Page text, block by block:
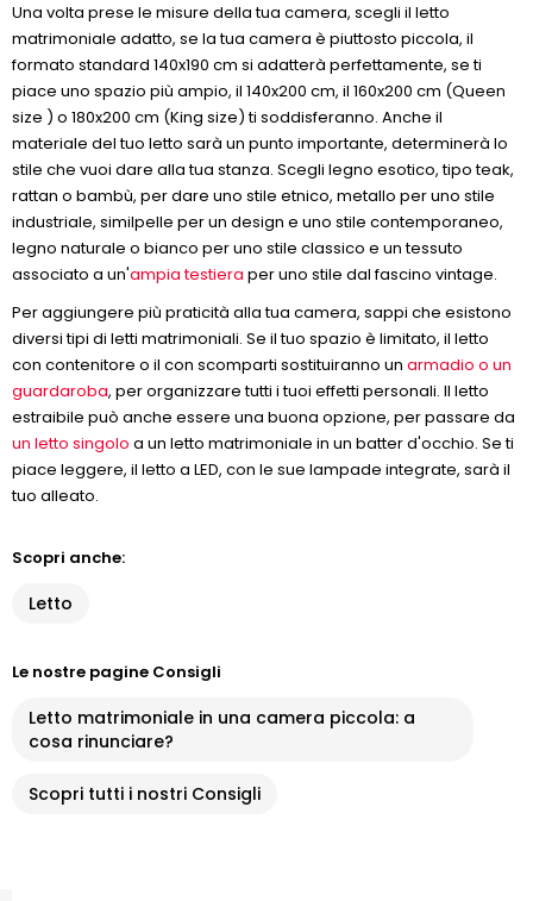
Una volta prese le misure della tua camera, scegli il letto
matrimoniale adatto, se la tua camera è piuttosto piccola, il
formato standard 140x190 cm si adatterà perfettamente, se ti
piace uno spazio più ampio, il 140x200 cm, il 160x200 cm (Queen
size ) o 180x200 cm (King size) ti soddisferanno. Anche il
materiale del tuo letto sarà un punto importante, determinerà lo
stile che vuoi dare alla tua stanza. Scegli legno esotico, tipo teak,
rattan o bambù, per dare uno stile etnico, metallo per uno stile
industriale, similpelle per un design e uno stile contemporaneo,
legno naturale o bianco per uno stile classico e un tessuto
associato a un'ampia testiera per uno stile dal fascino vintage.
Per aggiungere più praticità alla tua camera, sappi che esistono
diversi tipi di letti matrimoniali. Se il tuo spazio è limitato, il letto
con contenitore o il con scomparti sostituiranno un armadio o un
guardaroba, per organizzare tutti i tuoi effetti personali. Il letto
estraibile può anche essere una buona opzione, per passare da
un letto singolo a un letto matrimoniale in un batter d'occhio. Se ti
piace leggere, il letto a LED, con le sue lampade integrate, sarà il
tuo alleato.
Scopri anche:
Letto
Le nostre pagine Consigli
Letto matrimoniale in una camera piccola: a
cosa rinunciare?
Scopri tutti i nostri Consigli